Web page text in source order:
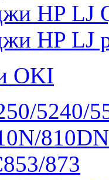
HP LJ
HP LJ
OKI
5240/
873